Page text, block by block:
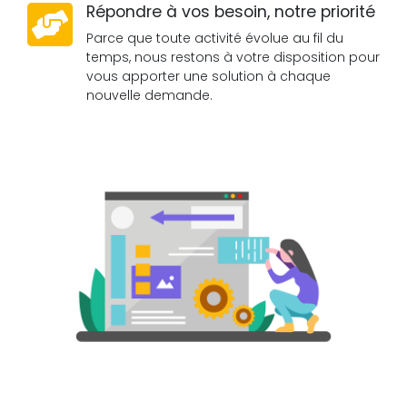
Répondre à vos besoin, notre priorité
Parce que toute activité évolue au fil du
temps, nous restons à votre disposition pour
vous apporter une solution à chaque
nouvelle demande.